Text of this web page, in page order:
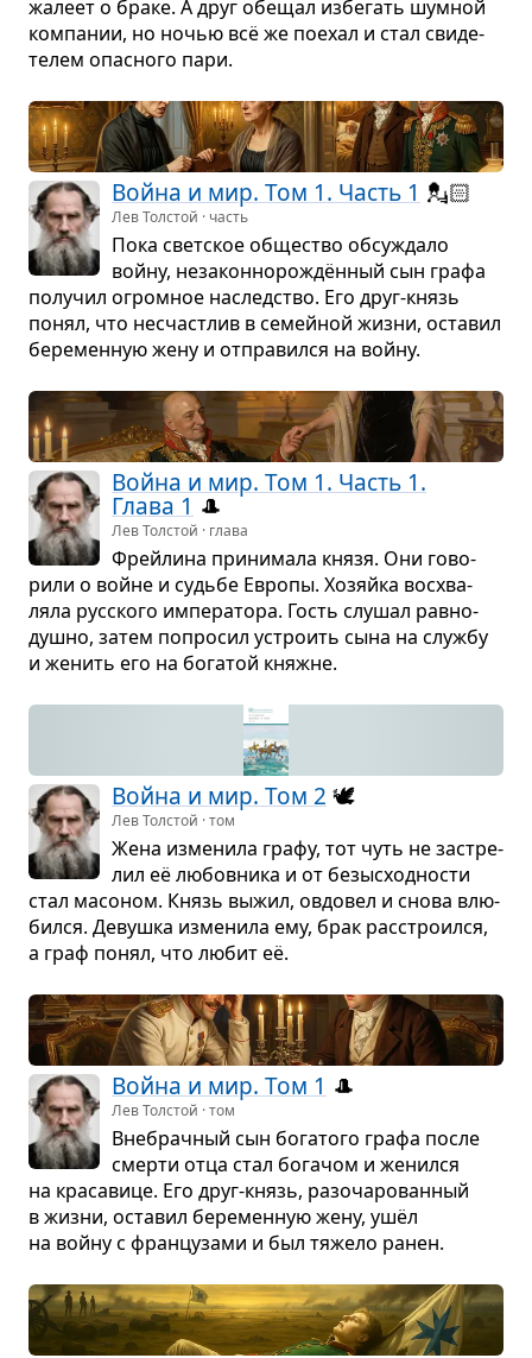
жалеет о браке. А друг обе­щал избе­гать шум­ной
ком­па­нии, но ночью всё же поехал и стал сви­де­
те­лем опас­ного пари.
Война и мир. Том 1. Часть 1 💂🏻
Лев Толстой · часть
Пока свет­ское обще­ство обсу­ждало
войну, неза­кон­но­ро­ждён­ный сын графа
полу­чил огром­ное наслед­ство. Его друг-князь
понял, что несчаст­лив в семей­ной жизни, оста­вил
бере­мен­ную жену и отпра­вился на войну.
Война и мир. Том 1. Часть 1.
Глава 1 🎩
Лев Толстой · глава
Фрейлина при­ни­мала князя. Они гово­
рили о войне и судьбе Европы. Хозяйка вос­хва­
ляла рус­ского импе­ра­тора. Гость слу­шал рав­но­
душно, затем попро­сил устро­ить сына на службу
и женить его на бога­той княжне.
Война и мир. Том 2 🕊️
Лев Толстой · том
Жена изме­нила графу, тот чуть не застре­
лил её любов­ника и от безыс­ход­но­сти
стал масо­ном. Князь выжил, овдо­вел и снова влю­
бился. Девушка изме­нила ему, брак рас­стро­ился,
а граф понял, что любит её.
Война и мир. Том 1 🎩
Лев Толстой · том
Вне­брач­ный сын бога­того графа после
смерти отца стал бога­чом и женился
на кра­са­вице. Его друг-князь, разо­ча­ро­ван­ный
в жизни, оста­вил бере­мен­ную жену, ушёл
на войну с фран­цу­зами и был тяжело ранен.